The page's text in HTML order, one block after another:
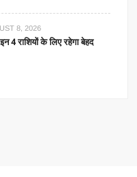
8, 2026
4 राशियों के लिए रहेगा बेहद